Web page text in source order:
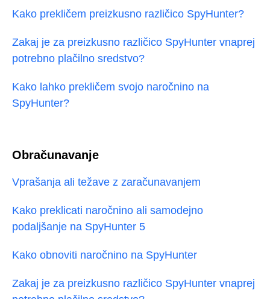
Kako prekličem preizkusno različico SpyHunter?
Zakaj je za preizkusno različico SpyHunter vnaprej
potrebno plačilno sredstvo?
Kako lahko prekličem svojo naročnino na
SpyHunter?
Obračunavanje
Vprašanja ali težave z zaračunavanjem
Kako preklicati naročnino ali samodejno
podaljšanje na SpyHunter 5
Kako obnoviti naročnino na SpyHunter
Zakaj je za preizkusno različico SpyHunter vnaprej